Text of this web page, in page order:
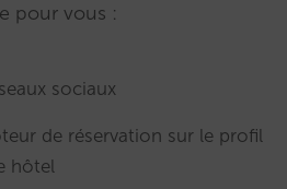
pour vous :
sociaux
de réservation sur le profil
hôtel